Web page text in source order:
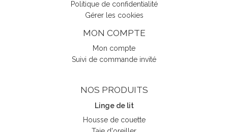
Politique de confidentialité
Gérer les cookies
MON COMPTE
Mon compte
Suivi de commande invité
NOS PRODUITS
Linge de lit
Housse de couette